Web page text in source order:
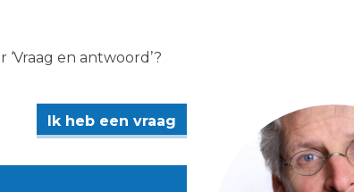
en antwoord’?
Ik heb een vraag